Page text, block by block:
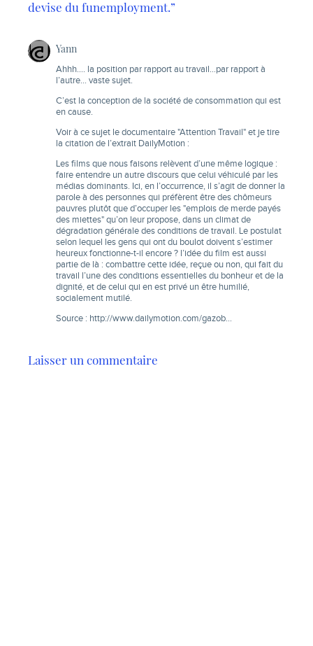
devise du funemployment.”
Yann
Ahhh…. la position par rapport au travail…par rapport à
l’autre… vaste sujet.
C’est la conception de la société de consommation qui est
en cause.
Voir à ce sujet le documentaire "Attention Travail" et je tire
la citation de l’extrait DailyMotion :
Les films que nous faisons relèvent d’une même logique :
faire entendre un autre discours que celui véhiculé par les
médias dominants. Ici, en l’occurrence, il s’agit de donner la
parole à des personnes qui préfèrent être des chômeurs
pauvres plutôt que d’occuper les "emplois de merde payés
des miettes" qu’on leur propose, dans un climat de
dégradation générale des conditions de travail. Le postulat
selon lequel les gens qui ont du boulot doivent s’estimer
heureux fonctionne-t-il encore ? l’idée du film est aussi
partie de là : combattre cette idée, reçue ou non, qui fait du
travail l’une des conditions essentielles du bonheur et de la
dignité, et de celui qui en est privé un être humilié,
socialement mutilé.
Source : http://www.dailymotion.com/gazob...
Laisser un commentaire